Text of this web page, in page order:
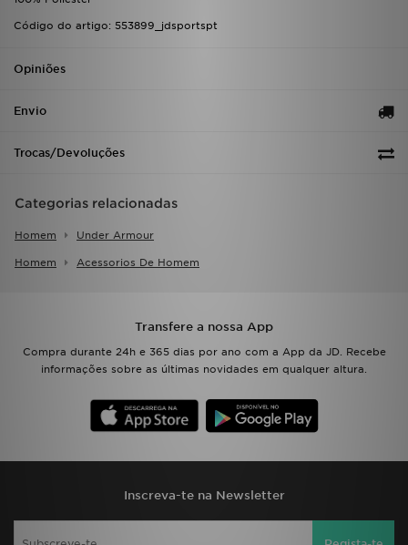
Código do artigo: 553899_jdsportspt
Opiniões
Envio
Trocas/Devoluções
Categorias relacionadas
Homem Under Armour
Homem Acessorios De Homem
Transfere a nossa App
Compra durante 24h e 365 dias por ano com a App da JD. Recebe
informações sobre as últimas novidades em qualquer altura.
Inscreva-te na Newsletter